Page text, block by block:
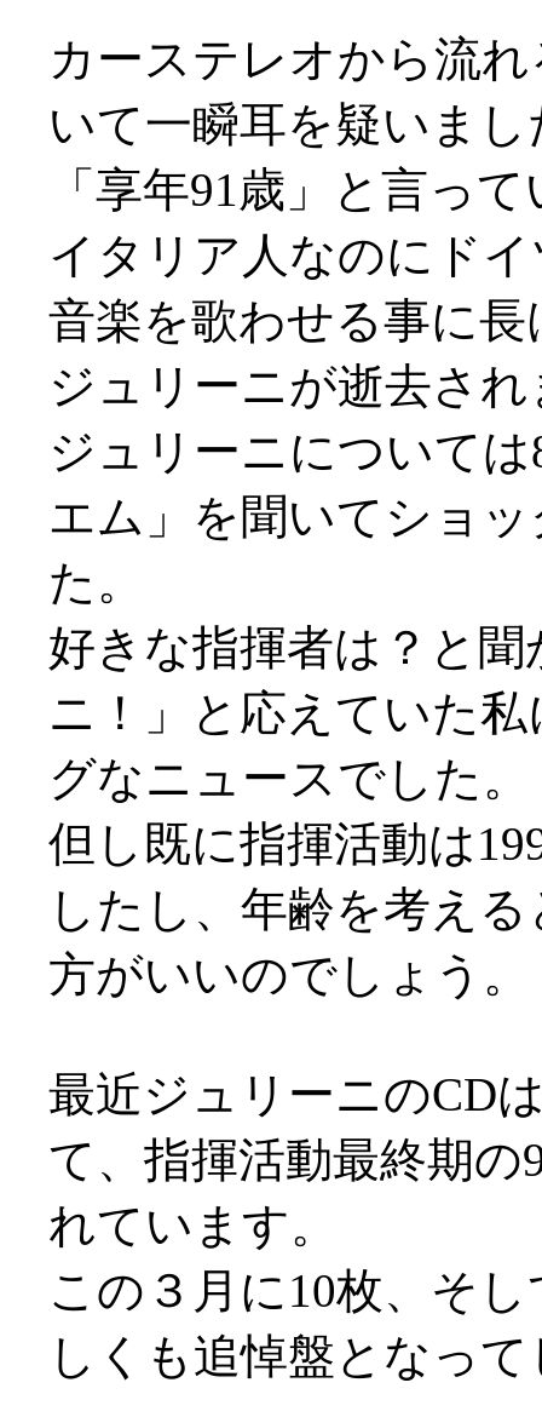
カーステレオから流
いて一瞬耳を疑いまし
「享年91歳」と言っ
イタリア人なのにド
音楽を歌わせる事に
ジュリーニが逝去さ
ジュリーニについて
エム」を聞いてショ
た。
好きな指揮者は？と
ニ！」と応えていた
グなニュースでした。
但し既に指揮活動は
したし、年齢を考え
方がいいのでしょう。
最近ジュリーニのCD
て、指揮活動最終期
れています。
この３月に10枚、そ
しくも追悼盤となっ